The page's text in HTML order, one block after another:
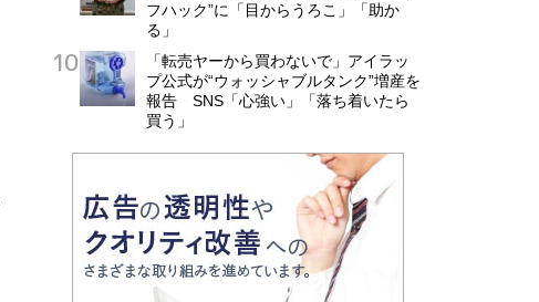
フハック”に「目からうろこ」「助か
る」
「転売ヤーから買わないで」アイラッ
プ公式が“ウォッシャブルタンク”増産を
報告 SNS「心強い」「落ち着いたら
買う」